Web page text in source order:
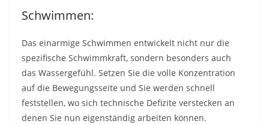
Schwimmen:
Das einarmige Schwimmen entwickelt nicht nur die
spezifische Schwimmkraft, sondern besonders auch
das Wassergefühl. Setzen Sie die volle Konzentration
auf die Bewegungsseite und Sie werden schnell
feststellen, wo sich technische Defizite verstecken an
denen Sie nun eigenständig arbeiten können.